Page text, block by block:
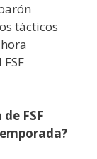
tácticos
FSF